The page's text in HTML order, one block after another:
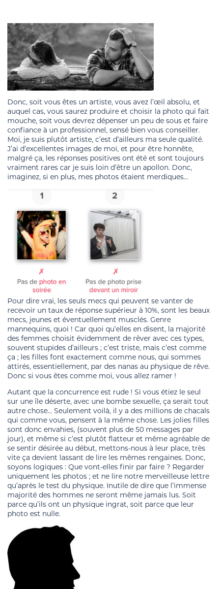
Donc, soit vous êtes un artiste, vous avez l’œil absolu, et
auquel cas, vous saurez produire et choisir la photo qui fait
mouche, soit vous devrez dépenser un peu de sous et faire
confiance à un professionnel, sensé bien vous conseiller.
Moi, je suis plutôt artiste, c’est d’ailleurs ma seule qualité.
J’ai d’excellentes images de moi, et pour être honnête,
malgré ça, les réponses positives ont été et sont toujours
vraiment rares car je suis loin d’être un apollon. Donc,
imaginez, si en plus, mes photos étaient merdiques…
Pour dire vrai, les seuls mecs qui peuvent se vanter de
recevoir un taux de réponse supérieur à 10%, sont les beaux
mecs, jeunes et éventuellement musclés. Genre
mannequins, quoi ! Car quoi qu’elles en disent, la majorité
des femmes choisit évidemment de rêver avec ces types,
souvent stupides d’ailleurs ; c’est triste, mais c’est comme
ça ; les filles font exactement comme nous, qui sommes
attirés, essentiellement, par des nanas au physique de rêve.
Donc si vous êtes comme moi, vous allez ramer !
Autant que la concurrence est rude ! Si vous étiez le seul
sur une île déserte, avec une bombe sexuelle, ça serait tout
autre chose… Seulement voilà, il y a des millions de chacals
qui comme vous, pensent à la même chose. Les jolies filles
sont donc envahies, (souvent plus de 50 messages par
jour), et même si c’est plutôt flatteur et même agréable de
se sentir désirée au début, mettons-nous à leur place, très
vite ça devient lassant de lire les mêmes rengaines. Donc,
soyons logiques : Que vont-elles finir par faire ? Regarder
uniquement les photos ; et ne lire notre merveilleuse lettre
qu’après le test du physique. Inutile de dire que l’immense
majorité des hommes ne seront même jamais lus. Soit
parce qu’ils ont un physique ingrat, soit parce que leur
photo est nulle.